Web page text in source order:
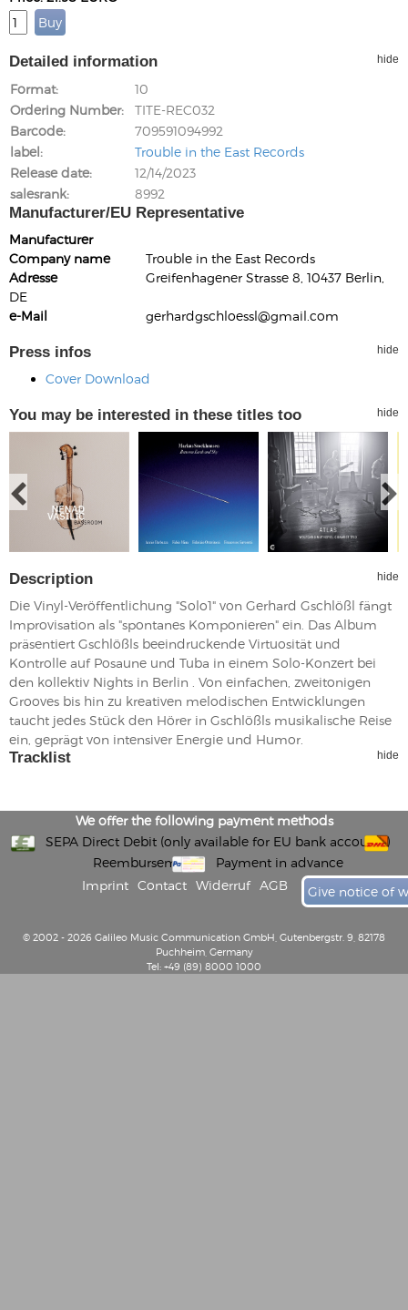
Detailed information hide
Format
10
Ordering Number
TITE-REC032
Barcode
709591094992
label
Trouble in the East Records
Release date
12/14/2023
salesrank
8992
Manufacturer/EU Representative
Manufacturer
Company name
Trouble in the East Records
Adresse
Greifenhagener Strasse 8, 10437 Berlin,
DE
e-Mail
gerhardgschloessl@gmail.com
Press infos hide
Cover Download
You may be interested in these titles too hide
Description hide
Die Vinyl-Veröffentlichung "Solo1" von Gerhard Gschlößl fängt
Improvisation als "spontanes Komponieren" ein. Das Album
präsentiert Gschlößls beeindruckende Virtuosität und
Kontrolle auf Posaune und Tuba in einem Solo-Konzert bei
den kollektiv Nights in Berlin . Von einfachen, zweitonigen
Grooves bis hin zu kreativen melodischen Entwicklungen
taucht jedes Stück den Hörer in Gschlößls musikalische Reise
ein, geprägt von intensiver Energie und Humor.
Tracklist hide
We offer the following payment methods
SEPA Direct Debit (only available for EU bank accounts)
Reembursement
Payment in advance
Imprint
Contact Widerruf AGB Give notice of
© 2002 - 2026 Galileo Music Communication GmbH, Gutenbergstr. 9, 82178
Puchheim, Germany
Tel: +49 (89) 8000 1000